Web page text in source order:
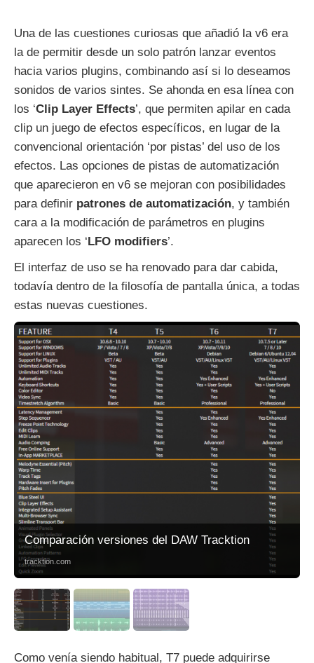
Una de las cuestiones curiosas que añadió la v6 era
la de permitir desde un solo patrón lanzar eventos
hacia varios plugins, combinando así si lo deseamos
sonidos de varios sintes. Se ahonda en esa línea con
los ‘Clip Layer Effects’, que permiten apilar en cada
clip un juego de efectos específicos, en lugar de la
convencional orientación ‘por pistas’ del uso de los
efectos. Las opciones de pistas de automatización
que aparecieron en v6 se mejoran con posibilidades
para definir patrones de automatización, y también
cara a la modificación de parámetros en plugins
aparecen los ‘ LFO modifiers’.
El interfaz de uso se ha renovado para dar cabida,
todavía dentro de la filosofía de pantalla única, a todas
estas nuevas cuestiones.
Comparación versiones del DAW Tracktion
tracktion.com
Como venía siendo habitual, T7 puede adquirirse